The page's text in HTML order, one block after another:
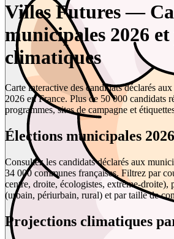
Villes Futures —
municipales 2026
climatiques
Carte interactive des candidats déclarés
2026 en France. Plus de 50 000 candidats
programmes, sites de campagne et
Élections municipales 2026
Consultez les candidats déclarés aux
34 000 communes françaises. Filtrez par
centre, droite, écologistes, extrême-droite),
(urbain, périurbain, rural) et par taille de
Projections climatiques